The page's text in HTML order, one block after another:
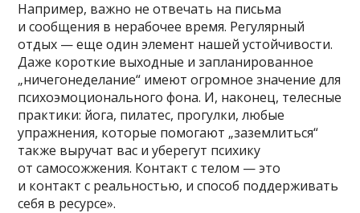
Например, важно не отвечать на письма
и сообщения в нерабочее время. Регулярный
отдых — еще один элемент нашей устойчивости.
Даже короткие выходные и запланированное
„ничегонеделание“ имеют огромное значение для
психоэмоционального фона. И, наконец, телесные
практики: йога, пилатес, прогулки, любые
упражнения, которые помогают „заземлиться“
также выручат вас и уберегут психику
от самосожжения. Контакт с телом — это
и контакт с реальностью, и способ поддерживать
себя в ресурсе».